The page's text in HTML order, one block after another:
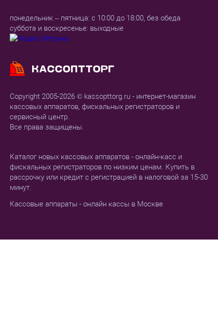
Copyright 2005-2026 © kassopttorg.ru - интернет-магазин
кассовых аппаратов, фискальных регистраторов и
сервисный центр.
Все права защищены.
Каталог новых кассовых аппаратов - онлайн-касс и
фискальных регистраторов по низким ценам. Купить в
рассрочку или кредит с регистрацией в налоговой за 15-30
минут.
Кассовые аппараты - онлайн кассы в Москве
понедельник – пятница: с 10:00 до 18:00, без обеда
суббота и воскресенье: выходные